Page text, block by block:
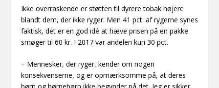
Ikke overraskende er støtten til dyrere tobak højere
blandt dem, der ikke ryger. Men 41 pct. af rygerne synes
faktisk, det er en god idé at hæve prisen på en pakke
smøger til 60 kr. I 2017 var andelen kun 30 pct.
– Mennesker, der ryger, kender om nogen
konsekvenserne, og er opmærksomme på, at deres